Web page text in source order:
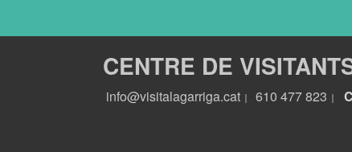
CENTRE DE
info@visitalagarriga.cat 610 477 823